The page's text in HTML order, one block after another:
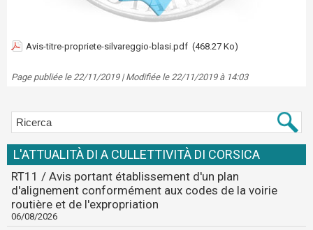
Avis-titre-propriete-silvareggio-blasi.pdf (468.27 Ko)
Page publiée le 22/11/2019 | Modifiée le 22/11/2019 à 14:03
L'ATTUALITÀ DI A CULLETTIVITÀ DI CORSICA
RT11 / Avis portant établissement d'un plan
d'alignement conformément aux codes de la voirie
routière et de l'expropriation
06/08/2026